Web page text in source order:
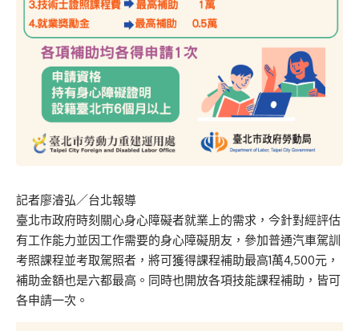
記者廖濬弘／台北報導
臺北市政府時刻關心身心障礙者就業上的需求，今針對經評估
有工作能力並因工作需要的身心障礙朋友，參加普通汽車駕訓
考照課程並考取駕照者，將可獲得課程補助最高1萬4,500元，
補助金額也是六都最高。同時也開放各項技能課程補助，皆可
各申請一次。